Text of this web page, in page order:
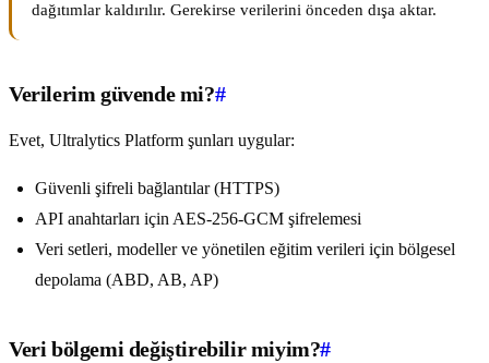
dağıtımlar kaldırılır. Gerekirse verilerini önceden dışa aktar.
Verilerim güvende mi?#
Evet, Ultralytics Platform şunları uygular:
Güvenli şifreli bağlantılar (HTTPS)
API anahtarları için AES-256-GCM şifrelemesi
Veri setleri, modeller ve yönetilen eğitim verileri için bölgesel
depolama (ABD, AB, AP)
Veri bölgemi değiştirebilir miyim?#